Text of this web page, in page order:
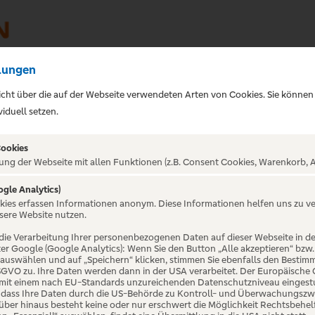
NICHT
über die auf der Webseite verwendeten Arten von Cookies. Sie
setzen.
der Webseite mit allen Funktionen (z.B. Consent Cookies, Warenkorb,
Analytics)
erfassen Informationen anonym. Diese Informationen helfen uns zu
Website nutzen.
Verarbeitung Ihrer personenbezogenen Daten auf dieser Webseite in
Google (Google Analytics): Wenn Sie den Button „Alle akzeptieren“
und auf „Speichern“ klicken, stimmen Sie ebenfalls den
zu. Ihre Daten werden dann in der USA verarbeitet. Der
einem nach EU-Standards unzureichenden Datenschutzniveau
Ihre Daten durch die US-Behörde zu Kontroll- und
hinaus besteht keine oder nur erschwert die Möglichkeit